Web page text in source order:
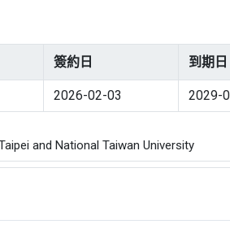
簽約日 到期日
2026-02-03 2029-
and National Taiwan University